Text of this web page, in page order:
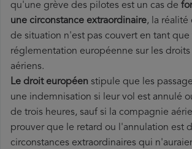
qu'une grève des pilotes est un cas de
une circonstance extraordinaire, la réalité
de situation n'est pas couvert en tant que
réglementation européenne sur les droits
aériens.
Le droit européen stipule que les
une indemnisation si leur vol est annulé
de trois heures, sauf si la compagnie
prouver que le retard ou l'annulation est
circonstances extraordinaires qui